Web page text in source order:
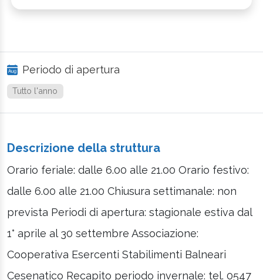
Periodo di apertura
Tutto l'anno
Descrizione della struttura
Orario feriale: dalle 6.00 alle 21.00 Orario festivo:
dalle 6.00 alle 21.00 Chiusura settimanale: non
prevista Periodi di apertura: stagionale estiva dal
1° aprile al 30 settembre Associazione:
Cooperativa Esercenti Stabilimenti Balneari
Cesenatico Recapito periodo invernale: tel. 0547